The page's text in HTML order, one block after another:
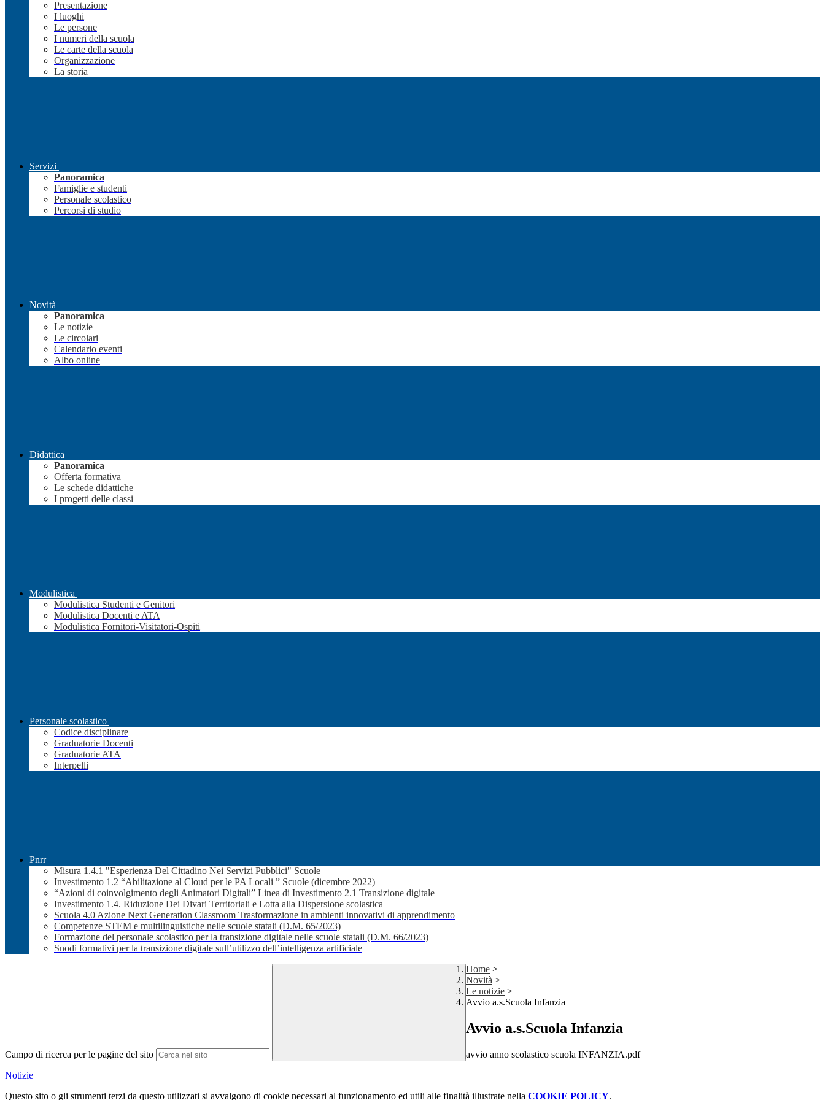
Presentazione
I luoghi
Le persone
I numeri della scuola
Le carte della scuola
Organizzazione
La storia
Servizi
Panoramica
Famiglie e studenti
Personale scolastico
Percorsi di studio
Novità
Panoramica
Le notizie
Le circolari
Calendario eventi
Albo online
Didattica
Panoramica
Offerta formativa
Le schede didattiche
I progetti delle classi
Modulistica
Modulistica Studenti e Genitori
Modulistica Docenti e ATA
Modulistica Fornitori-Visitatori-Ospiti
Personale scolastico
Codice disciplinare
Graduatorie Docenti
Graduatorie ATA
Interpelli
Pnrr
Misura 1.4.1 "Esperienza Del Cittadino Nei Servizi Pubblici" Scuole
Investimento 1.2 “Abilitazione al Cloud per le PA Locali ” Scuole (dicembre 2022)
“Azioni di coinvolgimento degli Animatori Digitali” Linea di Investimento 2.1 Transizione digitale
Investimento 1.4. Riduzione Dei Divari Territoriali e Lotta alla Dispersione scolastica
Scuola 4.0 Azione Next Generation Classroom Trasformazione in ambienti innovativi di apprendimento
Competenze STEM e multilinguistiche nelle scuole statali (D.M. 65/2023)
Formazione del personale scolastico per la transizione digitale nelle scuole statali (D.M. 66/2023)
Snodi formativi per la transizione digitale sull’utilizzo dell’intelligenza artificiale
Campo di ricerca per le pagine del sito
Home >
Novità >
Le notizie >
Avvio a.s.Scuola Infanzia
Avvio a.s.Scuola Infanzia
avvio anno scolastico scuola INFANZIA.pdf
Notizie
Questo sito o gli strumenti terzi da questo utilizzati si avvalgono di cookie necessari al funzionamento ed utili alle finalità illustrate nella COOKIE POLICY.